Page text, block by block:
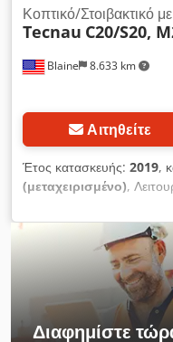
Blaine 8.633 km
Κοπτικό/Στοιβακτικό
Tecnau C20/S20,
Αιτηθείτε
Έτος κατασκευής: 2019,
(μεταχειρισμένο),
αριθμός μηχανήματος/
M201150, Αυτός ο
2019, με συγχωνευτή M20,
έτοιμος για άμεση
από τράπεζα όπου
συντήρησης. Dcsdpezf
Διαφημίστε